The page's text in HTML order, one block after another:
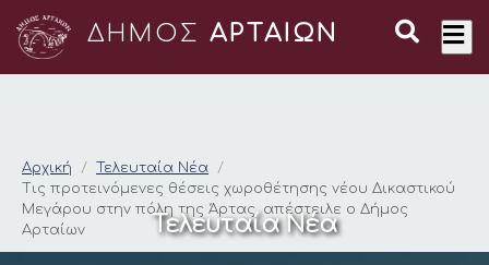
ΔΗΜΟΣ ΑΡΤΑΙΩΝ
Τις προτεινόμενες
Αρχική
Τελευταία Νέα
Τις προτεινόμενες θέσεις χωροθέτησης νέου Δικαστικού
Μεγάρου στην πόλη της Άρτας, απέστειλε ο Δήμος
Αρταίων
Τελευταία Νέα